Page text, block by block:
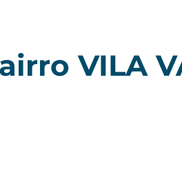
VILA